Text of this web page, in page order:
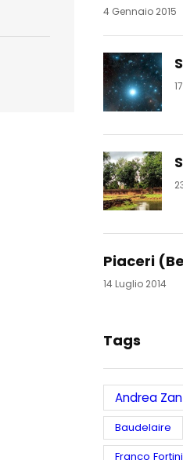
4 Gennaio 2015
Piaceri
14 Luglio 2014
Tags
Andrea
Baudelaire
Franco Fortini